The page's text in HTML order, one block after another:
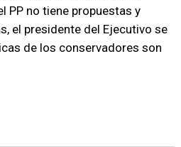
PP no tiene propuestas y
el presidente del Ejecutivo se
de los conservadores son